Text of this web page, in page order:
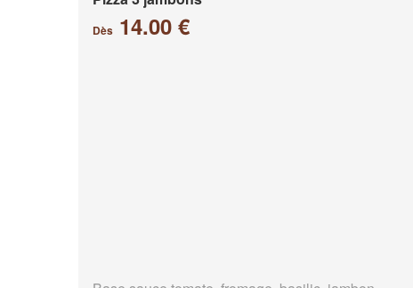
Dès 14.00 €